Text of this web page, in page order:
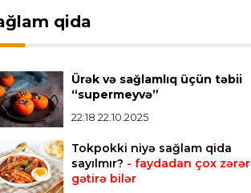
tapdı
voleybolu üzrə ölkə
finalçılar müəyyənləşdi
liqası 23:03 06.08.2026
"Dinamo"ya minimal
qida
Ürək və sağlamlıq üçün təbii
“supermeyvə”
22:18 22.10.2025
Tokpokki niyə sağlam qida
sayılmır? - faydadan çox zərər
gətirə bilər